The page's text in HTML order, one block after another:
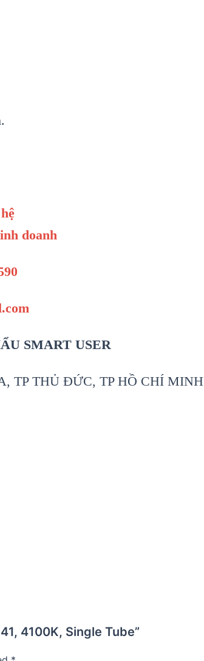
doanh
SMART USER
TP THỦ ĐỨC, TP HỒ CHÍ MINH
4100K, Single Tube”